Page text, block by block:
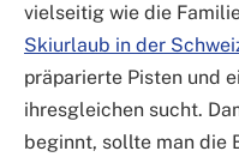
vielseitig wie die
Skiurlaub in der
präparierte Pisten und
ihresgleichen sucht.
beginnt, sollte man die